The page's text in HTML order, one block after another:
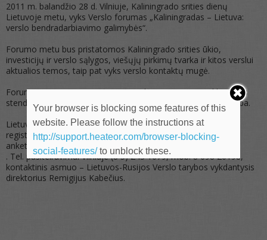
2011 m. balandžio 28 d. Vilniuje, Kaliningrado srities dienų
Lietuvoje metu, vyks Verslo forumas „Kaliningradas – Lietuva:
verslo bendradarbiavimo galimybės“.
Forumo metu bus pristatomos Kaliningrado srities ūkio,
investicijų ir verslo sąlygos, viešųjų pirkimų tvarka ir kitos verslui
aktualios temos, taip pat vyks verslo kontaktų mugė.
Forumo vietoje Lietuvos įmonės galės statyti savo reklaminius
stendus ir platinti reklaminius bukletus, pageidautina rusų kalba.
Lietuvos verslininkus maloniai kviečiame iki balandžio 20 d.
registruotis dalyvavimui šiame forume užpildant registracijos
anketą ir ją atsiunčiant el. paštu
LT-RU@LPK.LT
. Tel. pasiteiravimui Vilniuje (8 5) 243 1079, mob. 8 698 20198,
kontaktinis asmuo – Lietuvos-Rusijos Verslo tarybos vykdantysis
direktorius Remigijus Kabečius.
Your browser is blocking some features of this
website. Please follow the instructions at
http://support.heateor.com/browser-blocking-
social-features/to unblock these.